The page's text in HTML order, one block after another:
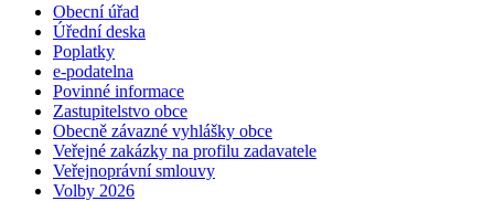
Obecní úřad
Úřední deska
Poplatky
e-podatelna
Povinné informace
Zastupitelstvo obce
Obecně závazné vyhlášky obce
Veřejné zakázky na profilu zadavatele
Veřejnoprávní smlouvy
Volby 2026